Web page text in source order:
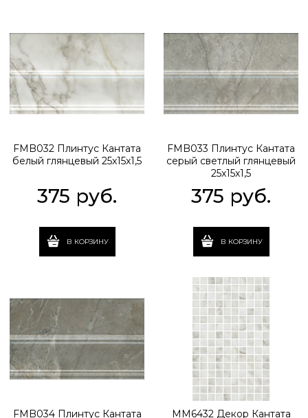
FMB032 Плинтус Кантата
белый глянцевый 25x15x1,5
375 руб.
В КОРЗИНУ
FMB033 Плинтус Кантата
серый светлый глянцевый
25x15x1,5
375 руб.
В КОРЗИНУ
FMB034 Плинтус Кантата MM6432 Декор Кантата